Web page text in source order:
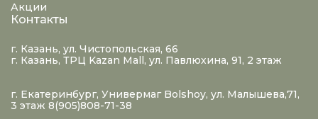
Акции
Контакты
г. Казань, ул. Чистопольская, 66
г. Казань, ТРЦ Kazan Mall, ул. Павлюхина, 91, 2 этаж
г. Екатеринбург, Универмаг Bolshoy, ул. Малышева,71,
3 этаж 8(905)808-71-38